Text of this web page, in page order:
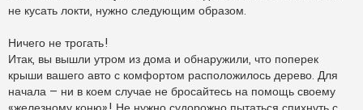
о
е
н
и
е
не кусать локти, нужно следующим образом.
Ничего не трогать!
Итак, вы вышли утром из дома и обнаружили, что поперек
крыши вашего авто с комфортом расположилось дерево. Для
начала – ни в коем случае не бросайтесь на помощь своему